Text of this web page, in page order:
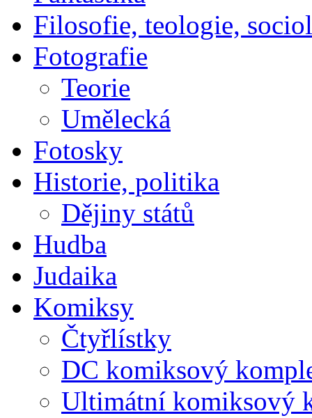
Filosofie, teologie,
Fotografie
Teorie
Umělecká
Fotosky
Historie, politika
Dějiny států
Hudba
Judaika
Komiksy
Čtyřlístky
DC komiksový
Ultimátní komiksový